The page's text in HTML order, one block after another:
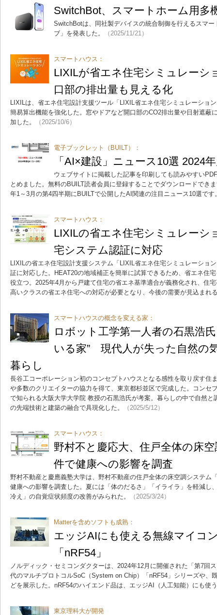
SwitchBot、スマートホーム用
SwitchBotは、同社製デバイスの統合制御を行えるスマ
ブ」を発表した。
（2025/11/21）
スマートハウス：
LIXILが省エネ住宅シミュレーシ
口部の排出量も見える化
LIXILは、省エネ住宅設計支援ツール「LIXIL省エネ住宅シミュレーショ
簡易算出機能を強化した。窓やドアなど開口部のCO2排出量や日射遮蔽
加した。
（2025/10/6）
電子ブックレット（BUILT）：
「AI×建設」ニュース10選 2024
ウェブサイトに掲載した記事を印刷しても読みやすい
とめました。無料のBUILT読者会員に登録することでダウンロードでき
年1～3月の第4四半期にBUILTで公開したAI関連の注目ニュース10選です
スマートハウス：
LIXILの省エネ住宅シミュレーシ
宅システム認証に対応
LIXILの省エネ住宅設計支援システム「LIXIL省エネ住宅シミュレーショ
証に対応した。HEAT20の地域補正を簡単に試算できるため、省エネ住
役立つ。2025年4月から戸建て住宅の省エネ基準適合が義務化され、住
高いクラスの省エネ住宅への対応が必要となり、今後の需要が見込まれ
スマートハウスの概念を変える家：
ロボット工学第一人者の石黒浩
いる家” 現代人が失った自然の
暮らし
長谷工コーポレーション初のコンセプトハウスとなる感性を取り戻す住
や多数のクリエイターの協力を得て、東京都杉並区で完成した。コンセ
で知られる大阪大学大学院 教授の石黒浩氏が考案。暮らしの中で自然と
の先端技術と建築の融合で具現化した。
（2025/5/12）
スマートハウス：
野村不と慶応大、住戸全体の床
件で健康への影響を調査
野村不動産と慶應義塾大学は、野村不動産の住戸全体の床空調システム
健康への影響を調査した。夏には「体のだるさ」「イライラ」を軽減し
冷え」の自覚症状頻度の改善がみられた。
（2025/3/24）
Matterを含めソフトも成熟：
エッジAIにも使える無線マイ
「nRF54」
ノルディック・セミコンダクターは、2024年12月に開催された「第7回
代のマルチプロトコルSoC（System on Chip）「nRF54」シリーズや、
どを展示した。nRF54のハイエンド品は、エッジAI（人工知能）にも使
東京理科大が開発